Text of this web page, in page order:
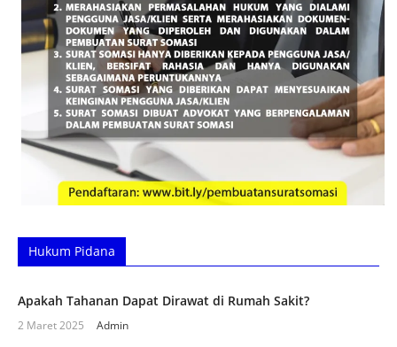
Hukum Pidana
Apakah Tahanan Dapat Dirawat di Rumah Sakit?
2 Maret 2025 Admin